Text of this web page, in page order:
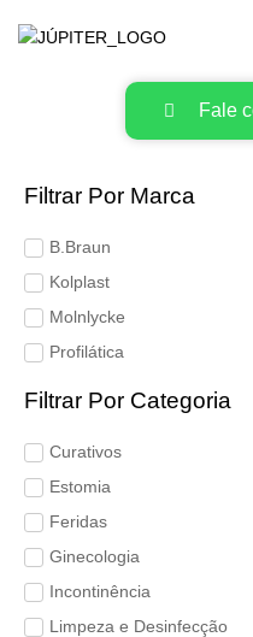
Fale
Filtrar Por Marca
B.Braun
Kolplast
Molnlycke
Profilática
Filtrar Por Categoria
Curativos
Estomia
Feridas
Ginecologia
Incontinência
Limpeza e Desinfecção